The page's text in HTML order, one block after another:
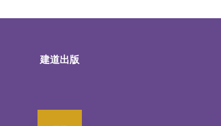
建道出版